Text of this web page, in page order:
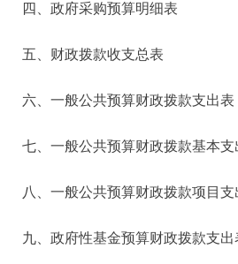
四、政府采购预算明细表
五、财政拨款收支总表
六、一般公共预算财政拨款支出表
七、一般公共预算财政拨款基本支
八、一般公共预算财政拨款项目支
九、政府性基金预算财政拨款支出